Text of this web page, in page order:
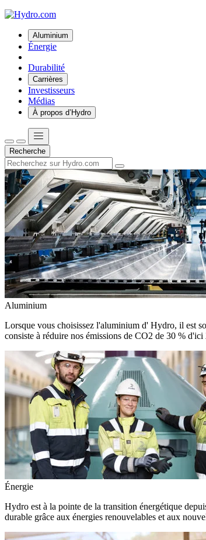
Aluminium
Énergie
Durabilité
Carrières
Investisseurs
Médias
À propos d’Hydro
Recherche
Aluminium
Lorsque vous choisissez l'aluminium d' Hydro, il est
consiste à réduire nos émissions de CO2 de 30 %
Énergie
Hydro est à la pointe de la transition énergétique
durable grâce aux énergies renouvelables et aux